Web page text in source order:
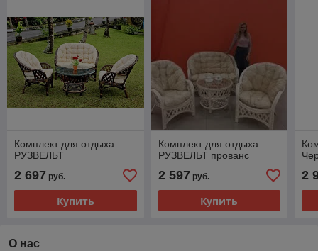
Комплект для отдыха
РУЗВЕЛЬТ
2 697 руб.
Купить
Комплект для отдыха
РУЗВЕЛЬТ прованс
2 597 руб.
Купить
2
О нас